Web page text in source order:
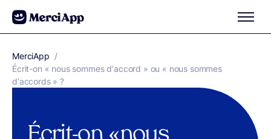
Aller au contenu
MerciApp correcteur orthographe
/
Écrit-on « nous sommes d’accord » ou « nous sommes
d’accords » ?